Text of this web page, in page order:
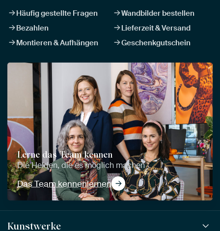
Häufig gestellte Fragen
Wandbilder bestellen
Bezahlen
Lieferzeit & Versand
Montieren & Aufhängen
Geschenkgutschein
Lerne das Team kennen
Die Helden, die es möglich machen
Das Team kennenlernen
Kunstwerke